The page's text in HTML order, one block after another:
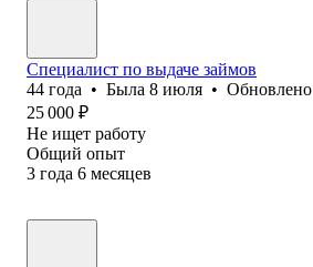
Специалист по выдаче займов
44 года • Была 8 июля • Обновлено
25 000 ₽
Не ищет работу
Общий опыт
3 года 6 месяцев